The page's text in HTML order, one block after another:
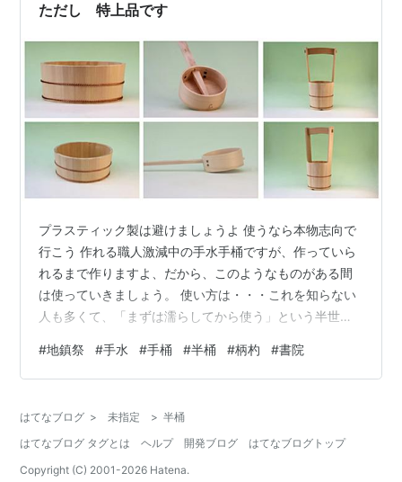
活なら手に入れやすいものが周囲に揃ってく…
ただし 特上品です
プラスティック製は避けましょうよ 使うなら本物志向で
行こう 作れる職人激減中の手水手桶ですが、作っていら
れるまで作りますよ、だから、このようなものがある間
は使っていきましょう。 使い方は・・・これを知らない
人も多くて、「まずは濡らしてから使う」という半世紀
いぐらいまで認知度が低くなってしまいました。 そりゃ
生活の中で木製手桶なんか使いますか？ ということで
るんでしょうけど、そもそも手桶って、、、使わないか
と思う。 打ち水なんて行う習慣もなくなって、、、もう
何から何まで変わりゆくわけです。 ただ…
#地鎮祭 #手水 #手桶 #半桶 #柄杓 #書院
はてなブログ > 未指定 > 半桶
はてなブログ タグとは
ヘルプ 開発ブログ
はてなブログトップ
Copyright (C) 2001-2026 Hatena.